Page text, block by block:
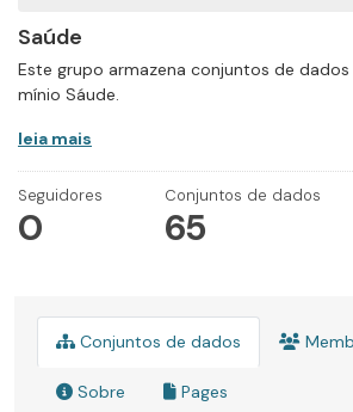
Saúde
Este grupo armazena conjuntos de
mínio Sáude.
leia mais
Seguidores
0
Conjuntos de dados
65
Conjuntos de dados
Sobre Pages